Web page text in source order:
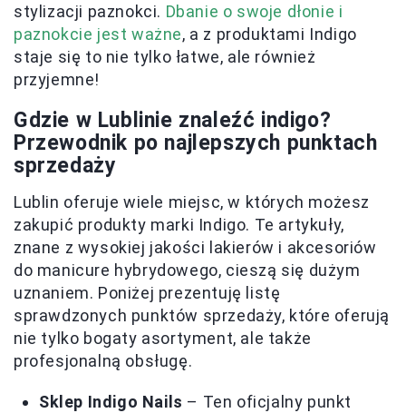
stylizacji paznokci. Dbanie o swoje dłonie i
paznokcie jest ważne, a z produktami Indigo
staje się to nie tylko łatwe, ale również
przyjemne!
Gdzie w Lublinie znaleźć indigo?
Przewodnik po najlepszych punktach
sprzedaży
Lublin oferuje wiele miejsc, w których możesz
zakupić produkty marki Indigo. Te artykuły,
znane z wysokiej jakości lakierów i akcesoriów
do manicure hybrydowego, cieszą się dużym
uznaniem. Poniżej prezentuję listę
sprawdzonych punktów sprzedaży, które oferują
nie tylko bogaty asortyment, ale także
profesjonalną obsługę.
Sklep Indigo Nails – Ten oficjalny punkt